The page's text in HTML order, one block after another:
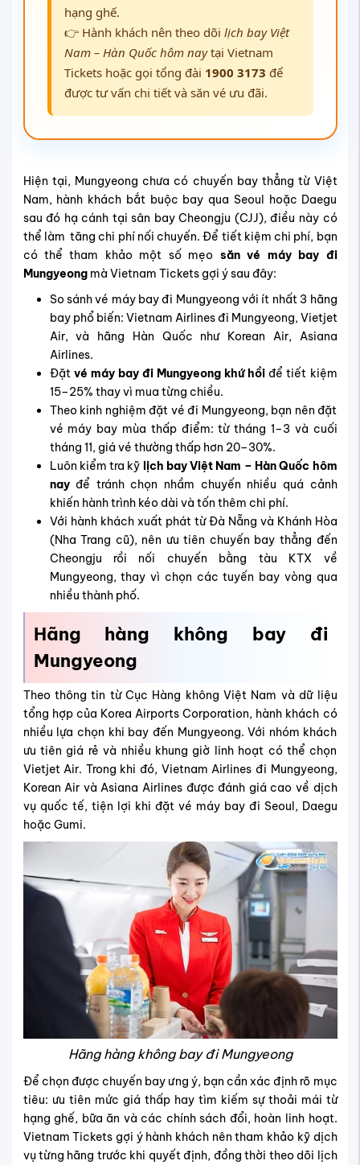
hạng ghế.
👉 Hành khách nên theo dõi lịch bay Việt
Nam – Hàn Quốc hôm naytại Vietnam
Tickets hoặc gọi tổng đài 1900 3173 để
được tư vấn chi tiết và săn vé ưu đãi.
Hiện tại, Mungyeong chưa có chuyến bay thẳng từ Việt
Nam, hành khách bắt buộc bay qua Seoul hoặc Daegu
sau đó hạ cánh tạisân bay Cheongju (CJJ), điều này có
thể làm tăng chi phí nối chuyến. Để tiết kiệm chi phí, bạn
có thể tham khảo một số mẹo săn vé máy bay đi
Mungyeongmà Vietnam Tickets gợi ý sau đây:
So sánh vé máy bay đi Mungyeong với ít nhất 3 hãng
bay phổ biến: Vietnam Airlines đi Mungyeong, Vietjet
Air, và hãng Hàn Quốc như Korean Air, Asiana
Airlines.
Đặt vé máy bay đi Mungyeong khứ hồi để tiết kiệm
15–25% thay vì mua từng chiều.
Theo kinh nghiệm đặt vé đi Mungyeong, bạn nên đặt
vé máy bay mùa thấp điểm: từ tháng 1–3 và cuối
tháng 11, giá vé thường thấp hơn 20–30%.
Luôn kiểm tra kỹ lịch bay Việt Nam – Hàn Quốc hôm
nayđể tránh chọn nhầm chuyến nhiều quá cảnh
khiến hành trình kéo dài và tốn thêm chi phí.
Với hành khách xuất phát từ Đà Nẵng và Khánh Hòa
(Nha Trang cũ), nên ưu tiên chuyến bay thẳng đến
Cheongju rồi nối chuyến bằng tàu KTX về
Mungyeong, thay vì chọn các tuyến bay vòng qua
nhiều thành phố.
Hãng hàng không bay đi
Mungyeong
Theo thông tin từ Cục Hàng không Việt Nam và dữ liệu
tổng hợp của Korea Airports Corporation, hành khách có
nhiều lựa chọn khi bay đến Mungyeong. Với nhóm khách
ưu tiên giá rẻ và nhiều khung giờ linh hoạt có thể chọn
Vietjet Air. Trong khi đó, Vietnam Airlines đi Mungyeong,
Korean Air và Asiana Airlines được đánh giá cao về dịch
vụ quốc tế, tiện lợi khi đặt vé máy bay đi Seoul, Daegu
hoặc Gumi.
Hãng hàng không bay đi Mungyeong
Để chọn được chuyến bay ưng ý, bạn cần xác định rõ mục
tiêu: ưu tiên mức giá thấp hay tìm kiếm sự thoải mái từ
hạng ghế, bữa ăn và các chính sách đổi, hoàn linh hoạt.
Vietnam Tickets gợi ý hành khách nên tham khảo kỹ dịch
vụ từng hãng trước khi quyết định, đồng thời theo dõi lịch